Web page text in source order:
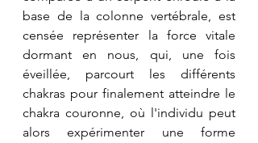
base de la colonne vertébrale, est
censée représenter la force vitale
dormant en nous, qui, une fois
éveillée, parcourt les différents
chakras pour finalement atteindre le
chakra couronne, où l'individu peut
alors expérimenter une forme